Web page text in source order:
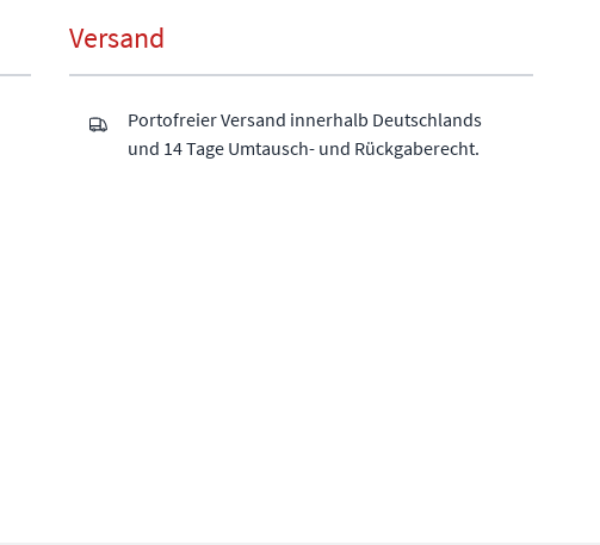
Versand
Portofreier Versand innerhalb Deutschlands
und 14 Tage Umtausch- und Rückgaberecht.